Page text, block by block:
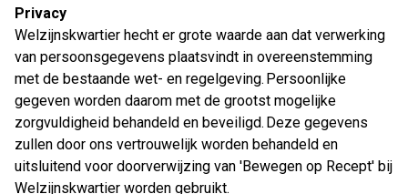
Privacy
Welzijnskwartier hecht er grote waarde aan dat verwerking
van persoonsgegevens plaatsvindt in overeenstemming
met de bestaande wet- en regelgeving. Persoonlijke
gegeven worden daarom met de grootst mogelijke
zorgvuldigheid behandeld en beveiligd. Deze gegevens
zullen door ons vertrouwelijk worden behandeld en
uitsluitend voor doorverwijzing van 'Bewegen op Recept' bij
Welzijnskwartier worden gebruikt.